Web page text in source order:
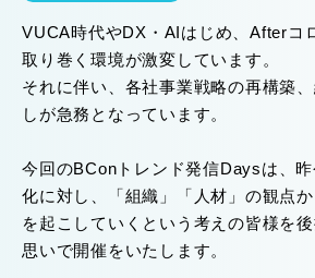
VUCA時代やDX・AIはじめ、Afterコ
取り巻く環境が激変しています。
それに伴い、各社事業戦略の再構築
しが急務となっています。
今回のBConトレンド発信Daysは、
化に対し、「組織」「人材」の観点
を起こしていくという考えの皆様を
思いで開催をいたします。